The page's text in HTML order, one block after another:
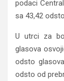
podaci
sa 43,42
U utrci za
glasova
odsto
odsto od